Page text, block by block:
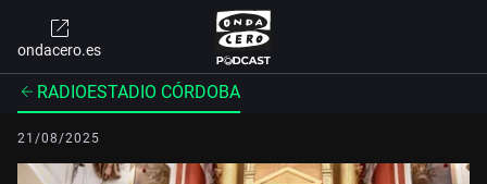
ondacero.es
RADIOESTADIO CÓRDOBA
21/08/2025